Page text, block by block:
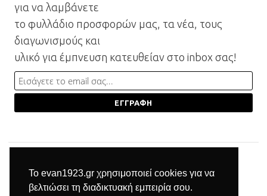
Το evan1923.gr χρησιμοποιεί cookies για να
βελτιώσει τη διαδικτυακή εμπειρία σου.
για να λαμβάνετε
το φυλλάδιο προσφορών μας, τα νέα, τους
διαγωνισμούς και
υλικό για έμπνευση κατευθείαν στο inbox σας!